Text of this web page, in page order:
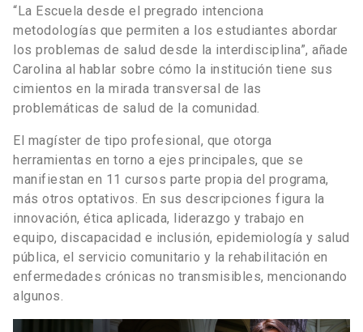
“La Escuela desde el pregrado intenciona
metodologías que permiten a los estudiantes abordar
los problemas de salud desde la interdisciplina”, añade
Carolina al hablar sobre cómo la institución tiene sus
cimientos en la mirada transversal de las
problemáticas de salud de la comunidad.
El magíster de tipo profesional, que otorga
herramientas en torno a ejes principales, que se
manifiestan en 11 cursos parte propia del programa,
más otros optativos. En sus descripciones figura la
innovación, ética aplicada, liderazgo y trabajo en
equipo, discapacidad e inclusión, epidemiología y salud
pública, el servicio comunitario y la rehabilitación en
enfermedades crónicas no transmisibles, mencionando
algunos.